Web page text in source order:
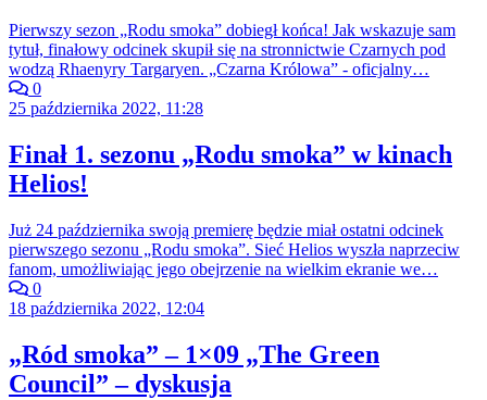
Pierwszy sezon „Rodu smoka” dobiegł końca! Jak wskazuje sam
tytuł, finałowy odcinek skupił się na stronnictwie Czarnych pod
wodzą Rhaenyry Targaryen. „Czarna Królowa” - oficjalny…
0
25 października 2022, 11:28
Finał 1. sezonu „Rodu smoka” w kinach
Helios!
Już 24 października swoją premierę będzie miał ostatni odcinek
pierwszego sezonu „Rodu smoka”. Sieć Helios wyszła naprzeciw
fanom, umożliwiając jego obejrzenie na wielkim ekranie we…
0
18 października 2022, 12:04
„Ród smoka” – 1×09 „The Green
Council” – dyskusja